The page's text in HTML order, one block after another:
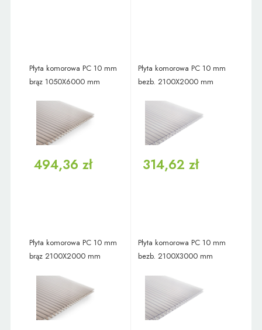
Płyta komorowa PC 10 mm
brąz 1050X6000 mm
494,36 zł
Płyta komorowa PC 10 mm
bezb. 2100X2000 mm
314,62 zł
Płyta komorowa PC 10 mm
brąz 2100X2000 mm
Płyta komorowa PC 10 mm
bezb. 2100X3000 mm